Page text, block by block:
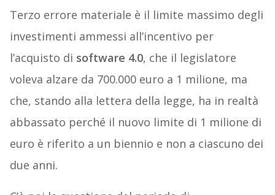
Terzo errore materiale è il limite massimo degli
investimenti ammessi all’incentivo per
l’acquisto di software 4.0, che il legislatore
voleva alzare da 700.000 euro a 1 milione, ma
che, stando alla lettera della legge, ha in realtà
abbassato perché il nuovo limite di 1 milione di
euro è riferito a un biennio e non a ciascuno dei
due anni.